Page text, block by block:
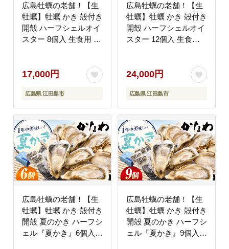
広島牡蠣の老舗！【生
牡蠣】牡蠣 かき 殻付き
開殻 ハーフシェルオイ
スター 8個入 生食用 魚
[XBP009] 牡蠣
17,000円
広島県 江田島市
広島牡蠣の老舗！【生
牡蠣】牡蠣 かき 殻付き
開殻 ハーフシェルオイ
スター 12個入 生食用
わ [XBP010] 牡蠣
24,000円
広島県 江田島市
広島牡蠣の老舗！【生
牡蠣】牡蠣 かき 殻付き
開殻 夏のかき ハーフシ
ェル『夏かき』6個入
広島牡蠣の老舗！【生
牡蠣】牡蠣 かき 殻付き
開殻 夏のかき ハーフシ
ェル『夏かき』9個入